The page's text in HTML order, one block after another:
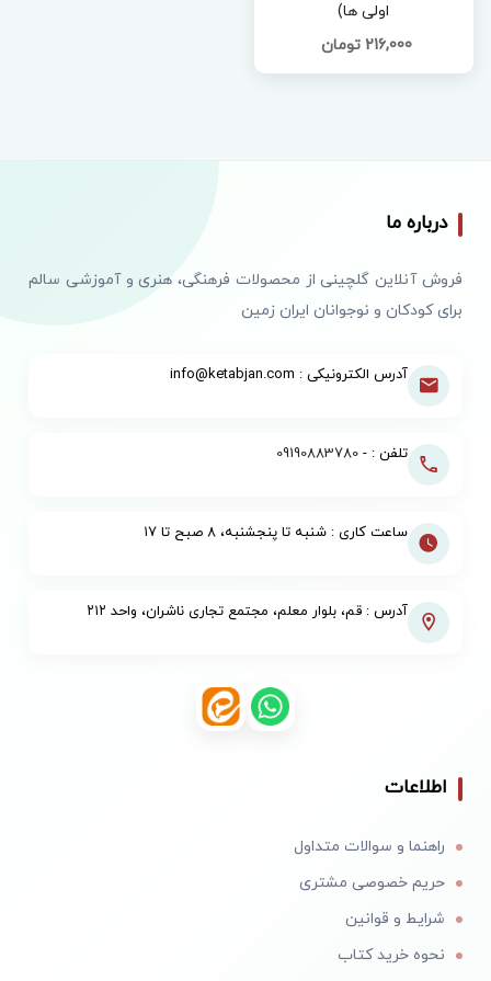
اولی ها)
216,000 تومان
درباره ما
فروش آنلاین گلچینی از محصولات فرهنگی، هنری و آموزشی سالم
برای کودکان و نوجوانان ایران زمین
آدرس الکترونیکی : info@ketabjan.com
تلفن : -09190883780
ساعت کاری : شنبه تا پنجشنبه، ۸ صبح تا ۱۷
آدرس : قم، بلوار معلم، مجتمع تجاری ناشران، واحد ۲۱۲
اطلاعات
راهنما و سوالات متداول
حریم خصوصی مشتری
شرایط و قوانین
نحوه خرید کتاب